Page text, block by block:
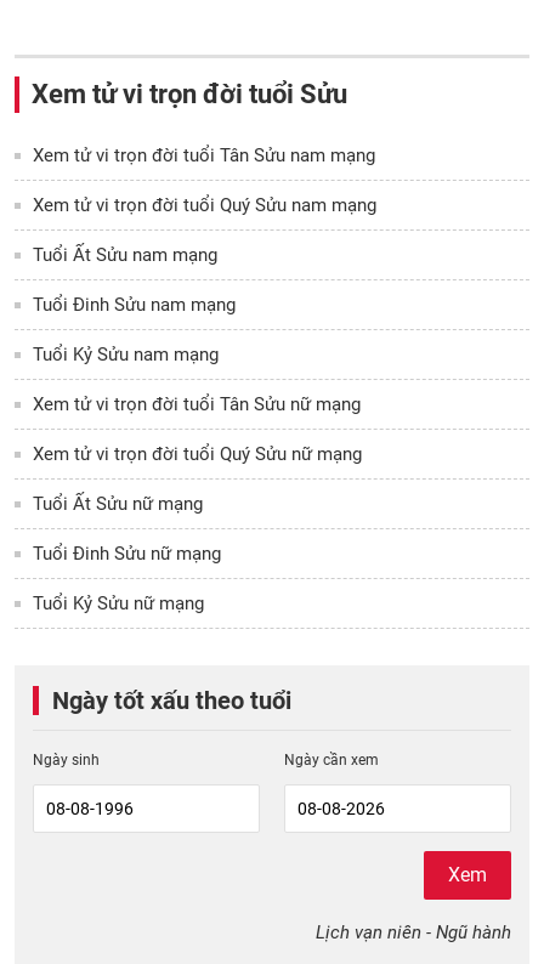
Xem tử vi trọn đời tuổi Sửu
Xem tử vi trọn đời tuổi Tân Sửu nam mạng
Xem tử vi trọn đời tuổi Quý Sửu nam mạng
Tuổi Ất Sửu nam mạng
Tuổi Đinh Sửu nam mạng
Tuổi Kỷ Sửu nam mạng
Xem tử vi trọn đời tuổi Tân Sửu nữ mạng
Xem tử vi trọn đời tuổi Quý Sửu nữ mạng
Tuổi Ất Sửu nữ mạng
Tuổi Đinh Sửu nữ mạng
Tuổi Kỷ Sửu nữ mạng
Ngày tốt xấu theo tuổi
Ngày sinh Ngày cần xem
Xem
Lịch vạn niên - Ngũ hành